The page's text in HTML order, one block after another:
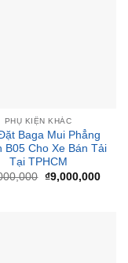
PHỤ KIỆN KHÁC
Baga Mui Phẳng
B05 Cho Xe Bán Tải
Tại TPHCM
Giá
gốc
₫9,000,000Giá